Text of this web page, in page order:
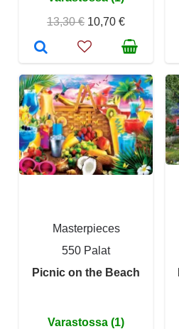
13,30 € 10,70 €
Masterpieces
550 Palat
Picnic on the Beach
Varastossa (1)